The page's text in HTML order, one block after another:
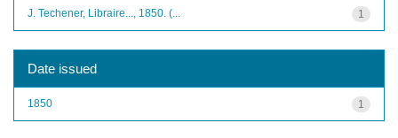
1
J. Techener, Libraire..., 1850. (...
Date issued
1
1850